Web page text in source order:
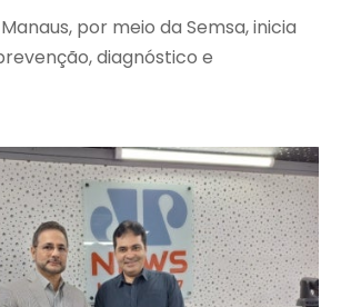
por meio da Semsa, inicia
diagnóstico e